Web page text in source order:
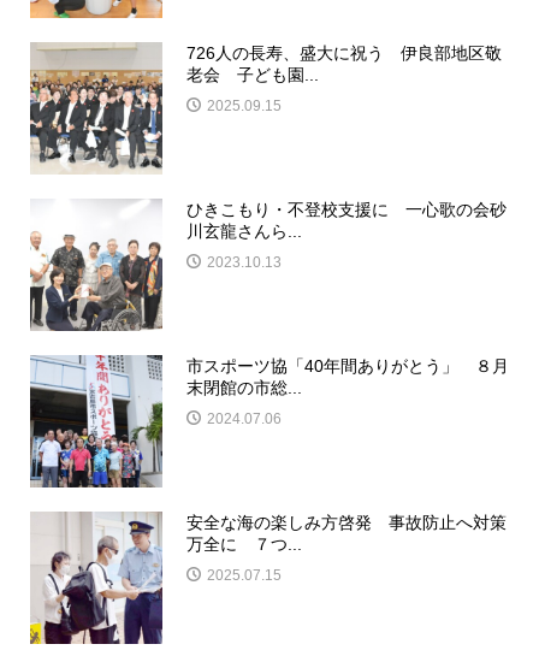
726人の長寿、盛大に祝う 伊良部地区敬
老会 子ども園...
2025.09.15
ひきこもり・不登校支援に 一心歌の会砂
川玄龍さんら...
2023.10.13
市スポーツ協「40年間ありがとう」 ８月
末閉館の市総...
2024.07.06
安全な海の楽しみ方啓発 事故防止へ対策
万全に ７つ...
2025.07.15